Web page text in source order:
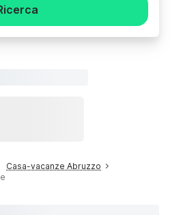
Casa-vacanze Abruzzo